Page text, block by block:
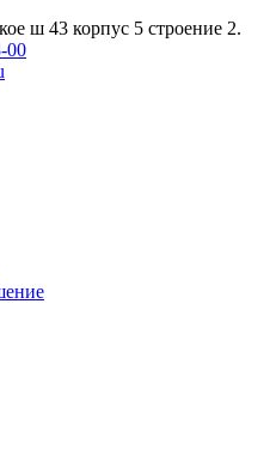
ш 43 корпус 5 строение 2.
00